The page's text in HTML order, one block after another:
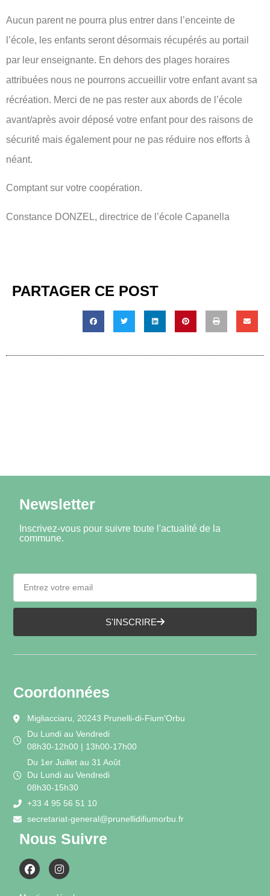
Aucun parent ne pourra plus entrer dans l’enceinte de
l’école, les enfants seront désormais récupérés au portail
par leur enseignante. En dehors des plages horaires
attribuées nous ne pourrons accueillir votre enfant avant sa
récréation. Merci de ne pas rester aux abords de l’école
avant/après avoir déposé votre enfant pour des raisons de
sécurité mais également pour ne pas réduire nos efforts à
néant.
Comptant sur votre coopération.
Constance DONZEL, directrice de l’école Capanella
PARTAGER CE POST
Newsletter
Inscrivez-vous pour suivre toute l'actualité de la
commune.
S'INSCRIRE
Coordonnées
Migliacciaru, 20243 Prunelli-di-Fium'Orbu
Du Lundi au Vendredi
08h30-12h00 | 13h00-17h00
Du 1er Juillet au 31 Août
Du Lundi au Vendredi
08h30-15h30
+33 4 95 56 51 10
secretariat-general@prunellidifiumorbu.fr
Nous Suivre